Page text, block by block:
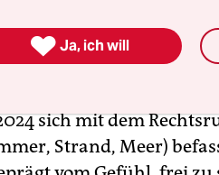
und„Willst ’n
Achtung, Achtung,
sich mit dem
Strand, Meer)
 Ja, ich will